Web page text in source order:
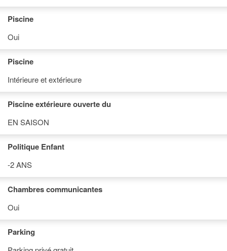
Piscine
Oui
Piscine
Intérieure et extérieure
Piscine extérieure ouverte du
EN SAISON
Politique Enfant
-2 ANS
Chambres communicantes
Oui
Parking